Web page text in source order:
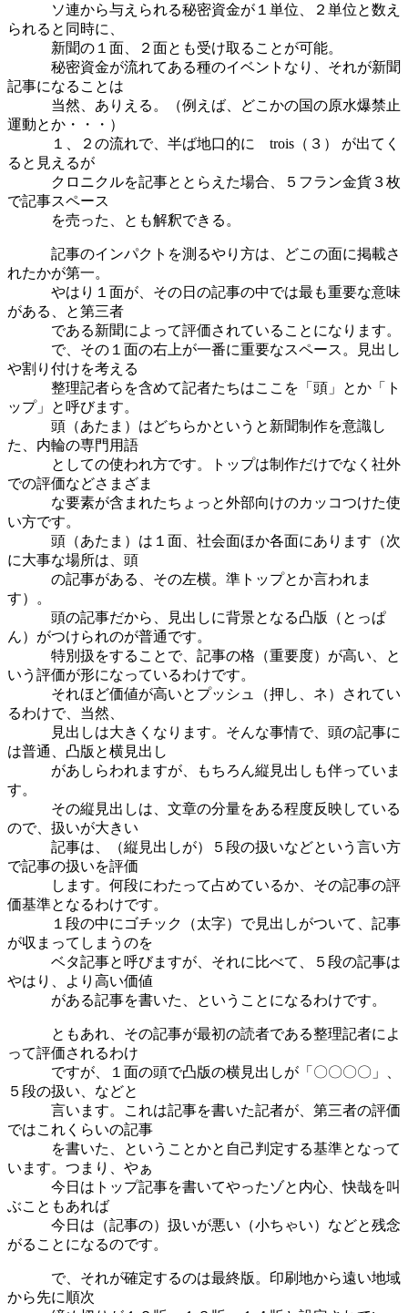
ソ連から与えられる秘密資金が１単位、２単位と数え
られると同時に、
新聞の１面、２面とも受け取ることが可能。
秘密資金が流れてある種のイベントなり、それが新聞
記事になることは
当然、ありえる。（例えば、どこかの国の原水爆禁止
運動とか・・・）
１、２の流れで、半ば地口的に trois（３） が出てく
ると見えるが
クロニクルを記事ととらえた場合、５フラン金貨３枚
で記事スペース
を売った、とも解釈できる。
記事のインパクトを測るやり方は、どこの面に掲載さ
れたかが第一。
やはり１面が、その日の記事の中では最も重要な意味
がある、と第三者
である新聞によって評価されていることになります。
で、その１面の右上が一番に重要なスペース。見出し
や割り付けを考える
整理記者らを含めて記者たちはここを「頭」とか「ト
ップ」と呼びます。
頭（あたま）はどちらかというと新聞制作を意識し
た、内輪の専門用語
としての使われ方です。トップは制作だけでなく社外
での評価などさまざま
な要素が含まれたちょっと外部向けのカッコつけた使
い方です。
頭（あたま）は１面、社会面ほか各面にあります（次
に大事な場所は、頭
の記事がある、その左横。準トップとか言われま
す）。
頭の記事だから、見出しに背景となる凸版（とっぱ
ん）がつけられのが普通です。
特別扱をすることで、記事の格（重要度）が高い、と
いう評価が形になっているわけです。
それほど価値が高いとプッシュ（押し、ネ）されてい
るわけで、当然、
見出しは大きくなります。そんな事情で、頭の記事に
は普通、凸版と横見出し
があしらわれますが、もちろん縦見出しも伴っていま
す。
その縦見出しは、文章の分量をある程度反映している
ので、扱いが大きい
記事は、（縦見出しが）５段の扱いなどという言い方
で記事の扱いを評価
します。何段にわたって占めているか、その記事の評
価基準となるわけです。
１段の中にゴチック（太字）で見出しがついて、記事
が収まってしまうのを
ベタ記事と呼びますが、それに比べて、５段の記事は
やはり、より高い価値
がある記事を書いた、ということになるわけです。
ともあれ、その記事が最初の読者である整理記者によ
って評価されるわけ
ですが、１面の頭で凸版の横見出しが「〇〇〇〇」、
５段の扱い、などと
言います。これは記事を書いた記者が、第三者の評価
ではこれくらいの記事
を書いた、ということかと自己判定する基準となって
います。つまり、やぁ
今日はトップ記事を書いてやったゾと内心、快哉を叫
ぶこともあれば
今日は（記事の）扱いが悪い（小ちゃい）などと残念
がることになるのです。
で、それが確定するのは最終版。印刷地から遠い地域
から先に順次